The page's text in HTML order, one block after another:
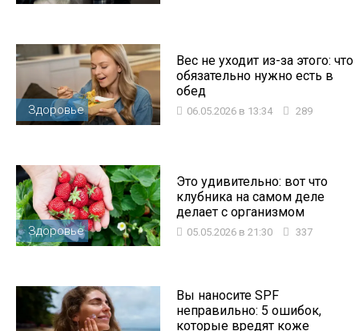
Здоровье
Вес не уходит из-за этого: что
обязательно нужно есть в
обед
06.05.2026 в 13:34 289
Здоровье
Это удивительно: вот что
клубника на самом деле
делает с организмом
05.05.2026 в 21:30 337
Вы наносите SPF
неправильно: 5 ошибок,
которые вредят коже